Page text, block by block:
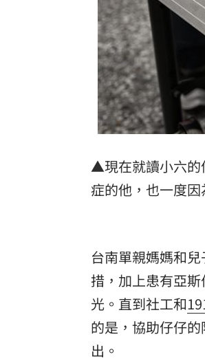
台灣彩券開獎直播中
LIVE三立+24小時直
三立iNEWS新聞台
理想混蛋號召粉絲
▲現在就讀小六的
症的他，也一度
台南單親媽媽和
措，加上患有亞
光。直到社工和
的是，協助仔仔
出。